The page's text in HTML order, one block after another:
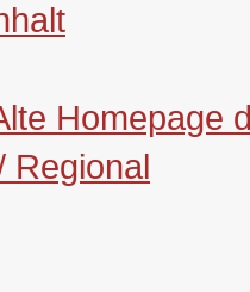
Homepage
Regional